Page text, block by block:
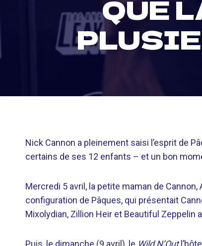
QUE
Nick Cannon a pleinement saisi l’esprit de
certains de ses 12 enfants – et un bon
Mercredi 5 avril, la petite maman de
configuration de Pâques, qui présentait
Mixolydian, Zillion Heir et Beautiful Zeppelin
Puis, le dimanche (9 avril), le Wild N’Out